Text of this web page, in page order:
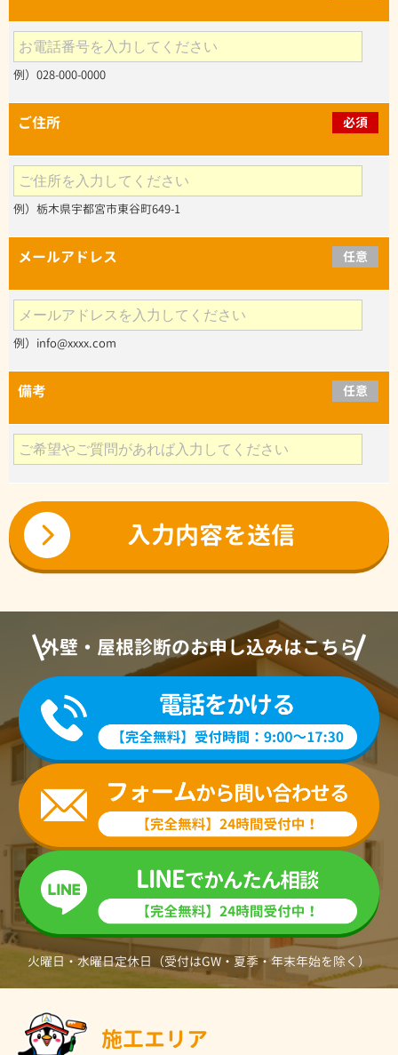
例）028-000-0000
ご住所 必須
例）栃木県宇都宮市東谷町649-1
メールアドレス 任意
例）info@xxxx.com
備考 任意
外壁・屋根診断のお申し込みはこちら
火曜日・水曜日定休日（受付はGW・夏季・年末年始を除く）
施工エリア